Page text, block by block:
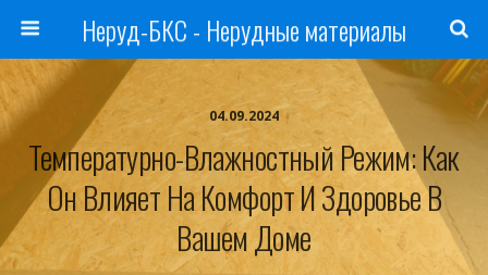
Неруд-БКС - Нерудные материалы
04.09.2024
Температурно-Влажностный Режим: Как
Он Влияет На Комфорт И Здоровье В
Вашем Доме